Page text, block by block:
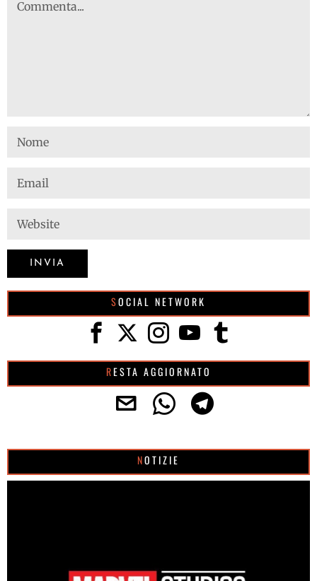
SOCIAL NETWORK
RESTA AGGIORNATO
NOTIZIE